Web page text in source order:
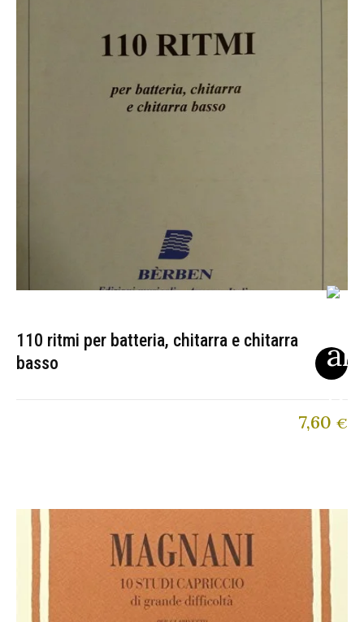
110 ritmi per batteria, chitarra e chitarra
basso
7,60 €